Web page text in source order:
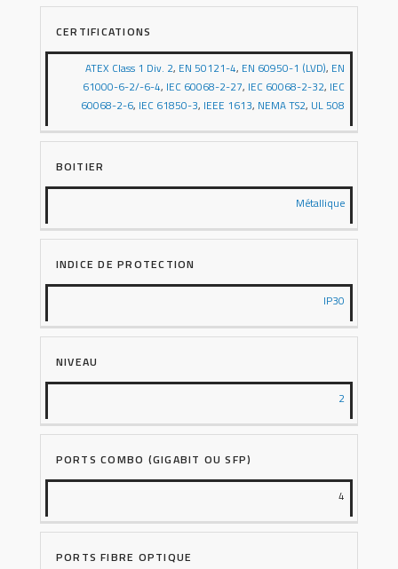
CERTIFICATIONS
ATEX Class 1 Div. 2, EN 50121-4, EN 60950-1 (LVD), EN
61000-6-2/-6-4, IEC 60068-2-27, IEC 60068-2-32, IEC
60068-2-6, IEC 61850-3, IEEE 1613, NEMA TS2, UL 508
BOITIER
Métallique
INDICE DE PROTECTION
IP30
NIVEAU
2
PORTS COMBO (GIGABIT OU SFP)
4
PORTS FIBRE OPTIQUE